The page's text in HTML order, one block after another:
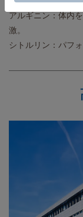
アルギニン：体内
激。
シトルリン：パフ